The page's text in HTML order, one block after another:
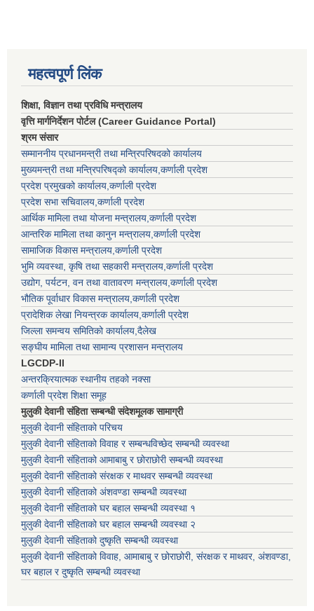
महत्वपूर्ण लिंक
शिक्षा, विज्ञान तथा प्रविधि मन्त्रालय
वृत्ति मार्गनिर्देशन पोर्टल (Career Guidance Portal)
श्रम संसार
सम्माननीय प्रधानमन्त्री तथा मन्त्रिपरिषद‌को कार्यालय
मुख्यमन्त्री तथा मन्त्रिपरिषद्को कार्यालय,कर्णाली प्रदेश
प्रदेश प्रमुखको कार्यालय,कर्णाली प्रदेश
प्रदेश सभा सचिवालय,कर्णाली प्रदेश
आर्थिक मामिला तथा योजना मन्त्रालय,कर्णाली प्रदेश
आन्तरिक मामिला तथा कानुन मन्त्रालय,कर्णाली प्रदेश
सामाजिक विकास मन्त्रालय,कर्णाली प्रदेश
भुमि व्यवस्था, कृषि तथा सहकारी मन्त्रालय,कर्णाली प्रदेश
उद्योग, पर्यटन, वन तथा वातावरण मन्त्रालय,कर्णाली प्रदेश
भौतिक पूर्वाधार विकास मन्त्रालय,कर्णाली प्रदेश
प्रादेशिक लेखा नियन्त्रक कार्यालय,कर्णाली प्रदेश
जिल्ला समन्वय समितिको कार्यालय,दैलेख
सङ्घीय मामिला तथा सामान्य प्रशासन मन्त्रालय
LGCDP-II
अन्तरक्रियात्मक स्थानीय तहको नक्सा
कर्णाली प्रदेश शिक्षा समूह
मुलुकी देवानी संहिता सम्बन्धी संदेशमूलक सामाग्री
मुलुकी देवानी संहिताको परिचय
मुलुकी देवानी संहिताको विवाह र सम्बन्धविच्छेद सम्बन्धी व्यवस्था
मुलुकी देवानी संहिताको आमाबाबु र छोराछोरी सम्बन्धी व्यवस्था
मुलुकी देवानी संहिताको संरक्षक र माथवर सम्बन्धी व्यवस्था
मुलुकी देवानी संहिताको अंशवण्डा सम्बन्धी व्यवस्था
मुलुकी देवानी संहिताको घर बहाल सम्बन्धी व्यवस्था १
मुलुकी देवानी संहिताको घर बहाल सम्बन्धी व्यवस्था २
मुलुकी देवानी संहिताको दुष्कृति सम्बन्धी व्यवस्था
मुलुकी देवानी संहिताको विवाह, आमाबाबु र छोराछोरी, संरक्षक र माथवर, अंशवण्डा,
घर बहाल र दुष्कृति सम्बन्धी व्यवस्था